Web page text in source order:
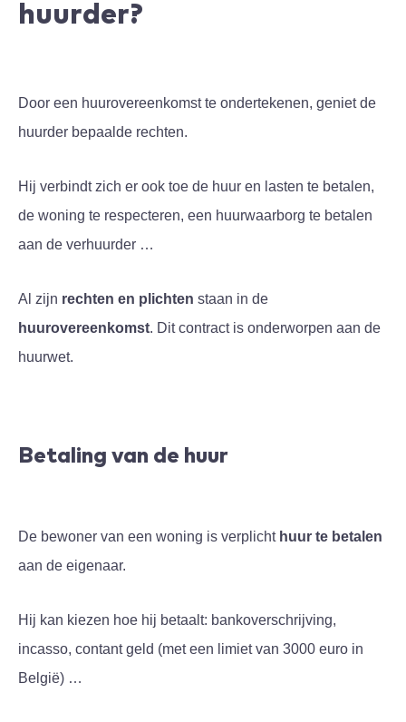
huurder?
Door een huurovereenkomst te ondertekenen, geniet de
huurder bepaalde rechten.
Hij verbindt zich er ook toe de huur en lasten te betalen,
de woning te respecteren, een huurwaarborg te betalen
aan de verhuurder …
Al zijn rechten en plichten staan in de
huurovereenkomst. Dit contract is onderworpen aan de
huurwet.
Betaling van de huur
De bewoner van een woning is verplicht huur te betalen
aan de eigenaar.
Hij kan kiezen hoe hij betaalt: bankoverschrijving,
incasso, contant geld (met een limiet van 3000 euro in
België) …